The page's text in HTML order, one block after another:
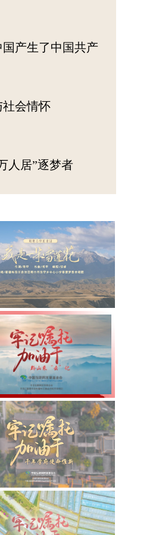
产生了中国共产
会情怀
人居”逐梦者
国家发展和国家